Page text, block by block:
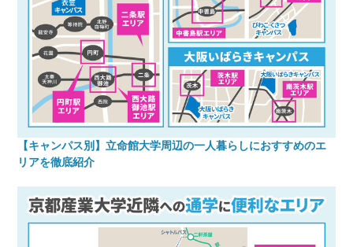
【キャンパス別】立命館大学周辺の一人暮らしにおすすめのエ
リアを徹底紹介